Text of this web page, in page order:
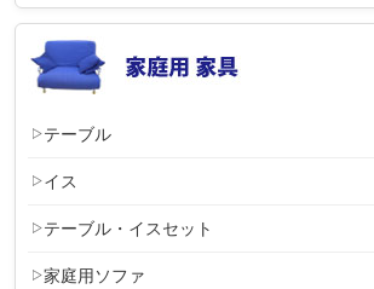
テーブル
イス
テーブル・イスセット
家庭用ソファ